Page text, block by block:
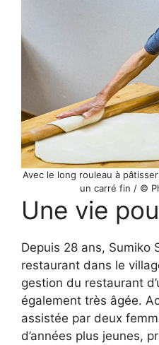
Avec le long rouleau à
un carré fin / ©
Une vie
Depuis 28 ans, Sumiko
restaurant dans le
gestion du restaurant
également très âgée.
assistée par deux
d’années plus jeunes,